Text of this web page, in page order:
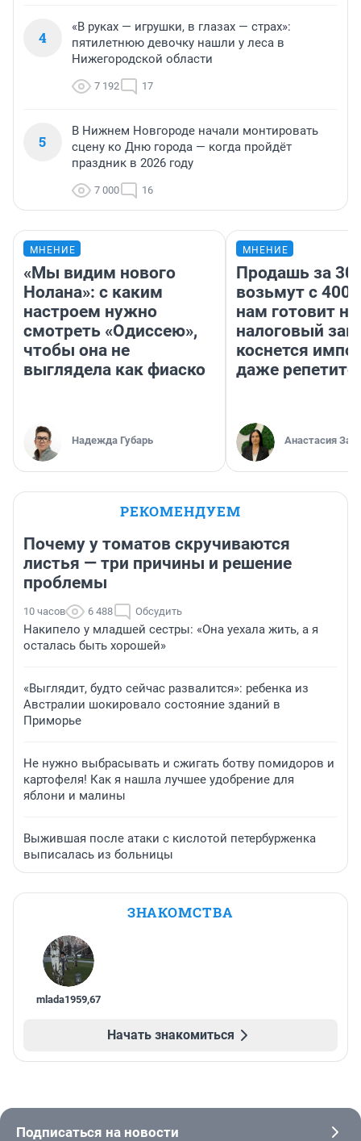
4
«В руках — игрушки, в глазах — страх»:
пятилетнюю девочку нашли у леса в
Нижегородской области
7 192 17
5
В Нижнем Новгороде начали монтировать
сцену ко Дню города — когда пройдёт
праздник в 2026 году
7 000 16
МНЕНИЕ
«Мы видим нового
Нолана»: с каким
настроем нужно
смотреть «Одиссею»,
чтобы она не
выглядела как фиаско
Надежда Губарь
МНЕНИЕ
Продашь за
возьмут с
нам готовит
налоговый
коснется
даже
Анастасия
РЕКОМЕНДУЕМ
Почему у томатов скручиваются
листья — три причины и решение
проблемы
10 часов 6 488 Обсудить
Накипело у младшей сестры: «Она уехала жить, а я
осталась быть хорошей»
«Выглядит, будто сейчас развалится»: ребенка из
Австралии шокировало состояние зданий в
Приморье
Не нужно выбрасывать и сжигать ботву помидоров и
картофеля! Как я нашла лучшее удобрение для
яблони и малины
Выжившая после атаки с кислотой петербурженка
выписалась из больницы
ЗНАКОМСТВА
mlada1959,67
Начать знакомиться
Подписаться на новости